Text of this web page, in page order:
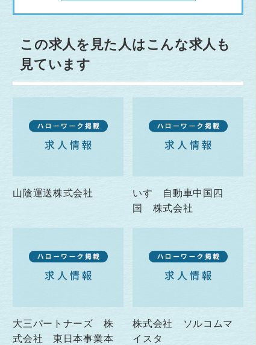
この求人を見た人はこんな求人も
見ています
山陰運送株式会社
いすゞ自動車中国四
国 株式会社
大三パートナーズ 株
式会社 東日本事業本
株式会社 ソルコムマ
イスタ